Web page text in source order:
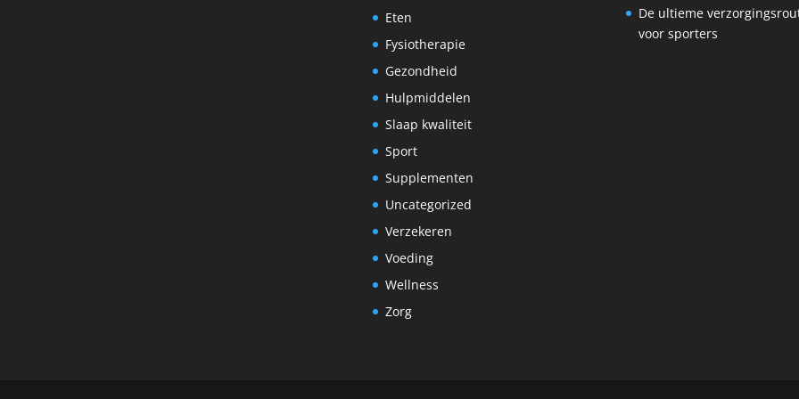
Eten
Fysiotherapie
Gezondheid
Hulpmiddelen
Slaap kwaliteit
Sport
Supplementen
Uncategorized
Verzekeren
Voeding
Wellness
Zorg
De ultieme
voor sporters